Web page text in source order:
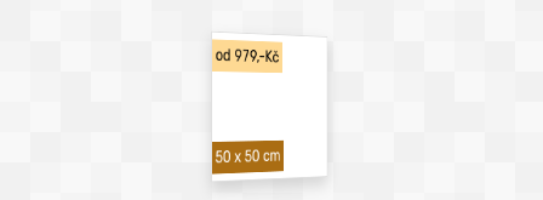
od 979,-Kč
50 x 50 cm